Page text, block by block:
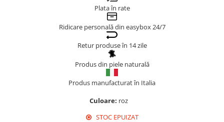
Plata în rate
Ridicare personală din easybox 24/7
Retur produse în 14 zile
Produs din piele naturală
Produs manufacturat în Italia
Culoare: roz
STOC EPUIZAT